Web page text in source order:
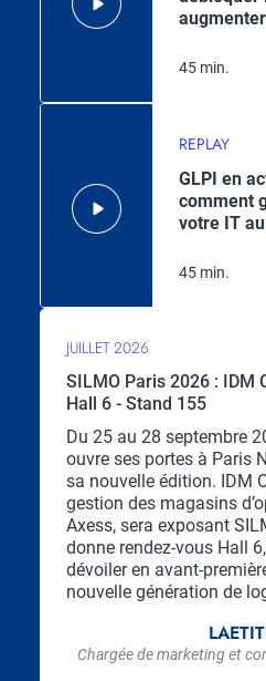
45 min.
REPLAY
GLPI en
comment
votre IT
45 min.
JUILLET 2026
SILMO Paris 2026 : IDM
Hall 6 - Stand 155
Chapo
Du 25 au 28 septembre
ouvre ses portes à Paris
sa nouvelle édition. IDM
gestion des magasins
Axess, sera exposant
donne rendez-vous Hall
dévoiler en avant-
nouvelle génération de
Chargée de marketing et